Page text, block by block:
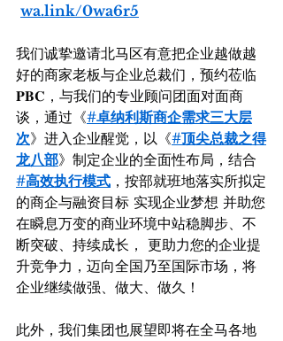
wa.link/0wa6r5
我们诚挚邀请北马区有意把企业越做越
好的商家老板与企业总裁们，预约莅临
𝐏𝐁𝐂，与我们的专业顾问团面对面商
谈，通过《#卓纳利斯商企需求三大层
次》进入企业醒觉，以《#顶尖总裁之得
龙八部》制定企业的全面性布局，结合
#高效执行模式 ，按部就班地落实所拟定
的商企与融资目标 实现企业梦想 并助您
在瞬息万变的商业环境中站稳脚步、不
断突破、持续成长， 更助力您的企业提
升竞争力，迈向全国乃至国际市场，将
企业继续做强、做大、做久！
此外，我们集团也展望即将在全马各地